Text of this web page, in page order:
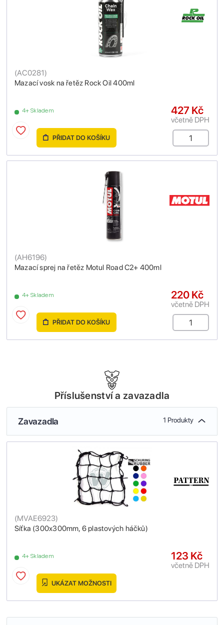
Mazací vosk na řetěz Rock Oil 400ml
(AC0281)
4+ Skladem 427 Kč
včetně DPH
PŘIDAT DO KOŠÍKU
Mazací sprej na řetěz Motul Road C2+ 400ml
(AH6196)
4+ Skladem 220 Kč
včetně DPH
PŘIDAT DO KOŠÍKU
Příslušenství a zavazadla
Zavazadla 1 Produkty
Síťka (300x300mm, 6 plastových háčků)
(MVAE6923)
4+ Skladem 123 Kč
včetně DPH
UKÁZAT MOŽNOSTI